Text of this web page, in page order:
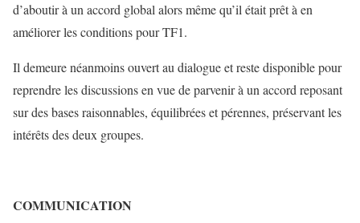
d’aboutir à un accord global alors même qu’il était prêt à en
améliorer les conditions pour TF1.
Il demeure néanmoins ouvert au dialogue et reste disponible pour
reprendre les discussions en vue de parvenir à un accord reposant
sur des bases raisonnables, équilibrées et pérennes, préservant les
intérêts des deux groupes.
COMMUNICATION